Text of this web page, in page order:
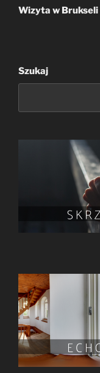
wpis
Wizyta w Brukseli
Szukaj